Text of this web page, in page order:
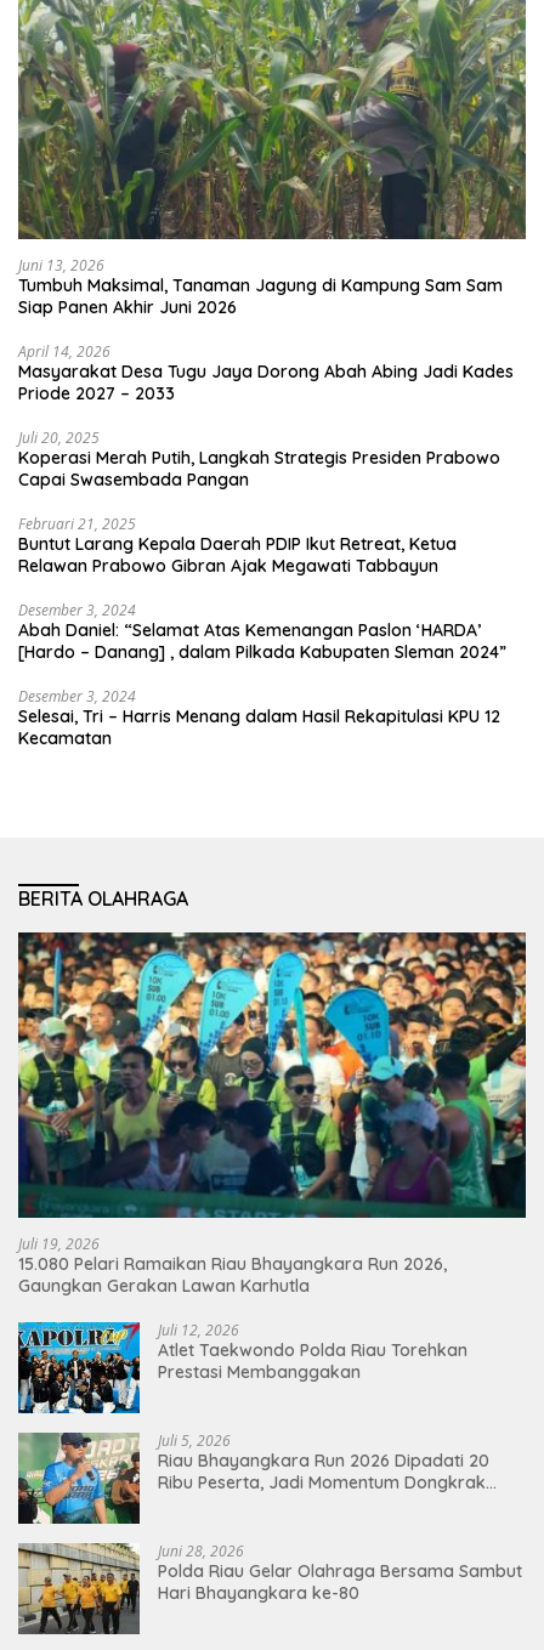
Juni 13, 2026
Tumbuh Maksimal, Tanaman Jagung di Kampung Sam Sam
Siap Panen Akhir Juni 2026
April 14, 2026
Masyarakat Desa Tugu Jaya Dorong Abah Abing Jadi Kades
Priode 2027 – 2033
Juli 20, 2025
Koperasi Merah Putih, Langkah Strategis Presiden Prabowo
Capai Swasembada Pangan
Februari 21, 2025
Buntut Larang Kepala Daerah PDIP Ikut Retreat, Ketua
Relawan Prabowo Gibran Ajak Megawati Tabbayun
Desember 3, 2024
Abah Daniel: “Selamat Atas Kemenangan Paslon ‘HARDA’
[Hardo – Danang] , dalam Pilkada Kabupaten Sleman 2024”
Desember 3, 2024
Selesai, Tri – Harris Menang dalam Hasil Rekapitulasi KPU 12
Kecamatan
BERITA OLAHRAGA
Juli 19, 2026
15.080 Pelari Ramaikan Riau Bhayangkara Run 2026,
Gaungkan Gerakan Lawan Karhutla
Juli 12, 2026
Atlet Taekwondo Polda Riau Torehkan
Prestasi Membanggakan
Juli 5, 2026
Riau Bhayangkara Run 2026 Dipadati 20
Ribu Peserta, Jadi Momentum Dongkrak
Juni 28, 2026
Polda Riau Gelar Olahraga Bersama Sambut
Hari Bhayangkara ke-80